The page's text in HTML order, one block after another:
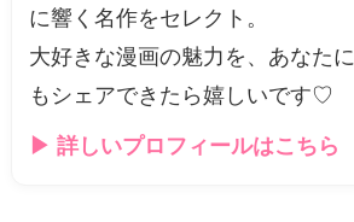
に響く名作をセレクト。
大好きな漫画の魅力を、あなたに
もシェアできたら嬉しいです♡
▶ 詳しいプロフィールはこちら